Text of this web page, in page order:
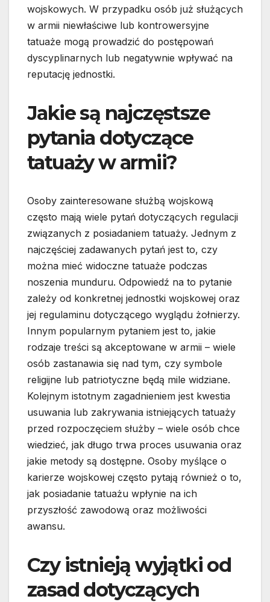
wojskowych. W przypadku osób już służących
w armii niewłaściwe lub kontrowersyjne
tatuaże mogą prowadzić do postępowań
dyscyplinarnych lub negatywnie wpływać na
reputację jednostki.
Jakie są najczęstsze
pytania dotyczące
tatuaży w armii?
Osoby zainteresowane służbą wojskową
często mają wiele pytań dotyczących regulacji
związanych z posiadaniem tatuaży. Jednym z
najczęściej zadawanych pytań jest to, czy
można mieć widoczne tatuaże podczas
noszenia munduru. Odpowiedź na to pytanie
zależy od konkretnej jednostki wojskowej oraz
jej regulaminu dotyczącego wyglądu żołnierzy.
Innym popularnym pytaniem jest to, jakie
rodzaje treści są akceptowane w armii – wiele
osób zastanawia się nad tym, czy symbole
religijne lub patriotyczne będą mile widziane.
Kolejnym istotnym zagadnieniem jest kwestia
usuwania lub zakrywania istniejących tatuaży
przed rozpoczęciem służby – wiele osób chce
wiedzieć, jak długo trwa proces usuwania oraz
jakie metody są dostępne. Osoby myślące o
karierze wojskowej często pytają również o to,
jak posiadanie tatuażu wpłynie na ich
przyszłość zawodową oraz możliwości
awansu.
Czy istnieją wyjątki od
zasad dotyczących